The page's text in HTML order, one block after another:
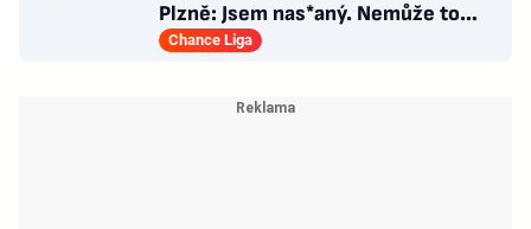
Plzně: Jsem nas*aný. Nemůže to
končit jako házená
Chance Liga